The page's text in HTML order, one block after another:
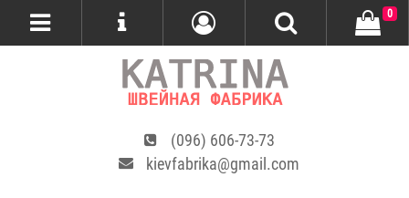
(096) 606-73-73
kievfabrika@gmail.com
0